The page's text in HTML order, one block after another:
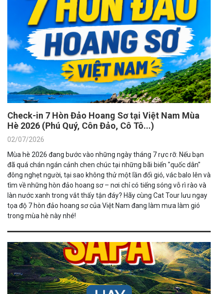
Check-in 7 Hòn Đảo Hoang Sơ tại Việt Nam Mùa
Hè 2026 (Phú Quý, Côn Đảo, Cô Tô...)
02/07/2026
Mùa hè 2026 đang bước vào những ngày tháng 7 rực rỡ. Nếu bạn
đã quá chán ngán cảnh chen chúc tại những bãi biển "quốc dân"
đông nghẹt người, tại sao không thử một lần đổi gió, vác balo lên và
tìm về những hòn đảo hoang sơ – nơi chỉ có tiếng sóng vỗ rì rào và
làn nước xanh trong vắt thấy tận đáy? Hãy cùng Cat Tour lưu ngay
tọa độ 7 hòn đảo hoang sơ của Việt Nam đang làm mưa làm gió
trong mùa hè này nhé!